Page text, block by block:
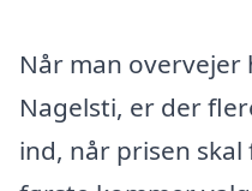
Når man overvejer
Nagelsti, er der
ind, når prisen